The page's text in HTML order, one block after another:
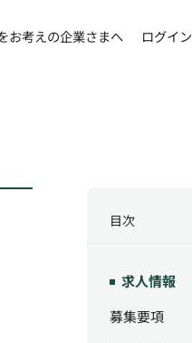
お考えの企業さまへ ログイン
目次
求人情報
募集要項